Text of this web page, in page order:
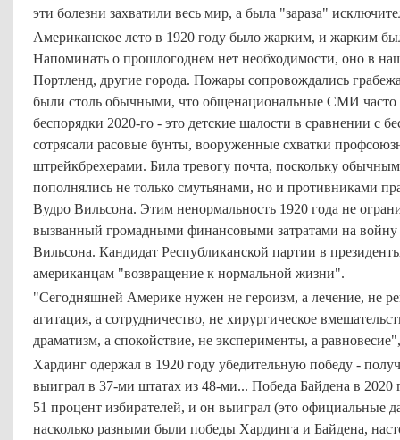
эти болезни захватили весь мир, а была "зараза"
Американское лето в 1920 году было жарким, и жарким
Напоминать о прошлогоднем нет необходимости, оно в
Портленд, другие города. Пожары сопровождались
были столь обычными, что общенациональные СМИ часто
беспорядки 2020-го - это детские шалости в сравнении с
сотрясали расовые бунты, вооруженные схватки
штрейкбрехерами. Била тревогу почта, поскольку
пополнялись не только смутьянами, но и противниками
Вудро Вильсона. Этим ненормальность 1920 года не
вызванный громадными финансовыми затратами на войну
Вильсона. Кандидат Республиканской партии в
американцам "возвращение к нормальной жизни".
"Сегодняшней Америке нужен не героизм, а лечение, не
агитация, а сотрудничество, не хирургическое
драматизм, а спокойствие, не эксперименты, а
Хардинг одержал в 1920 году убедительную победу -
выиграл в 37-ми штатах из 48-ми... Победа Байдена в 2020
51 процент избирателей, и он выиграл (это официальные
насколько разными были победы Хардинга и Байдена,